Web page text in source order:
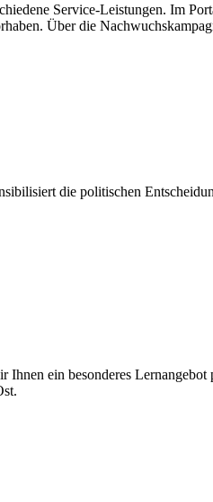
Service-Leistungen. Im
Über die
die politischen
ein besonderes